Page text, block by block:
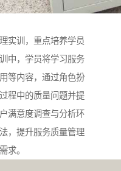
实训，重点培养学员
中，学员将学习服务
等内容，通过角色扮
程中的质量问题并提
满意度调查与分析环
，提升服务质量管理
求。